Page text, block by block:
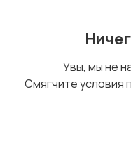
стабилизаторы
Увы, мы не
Смягчите условия